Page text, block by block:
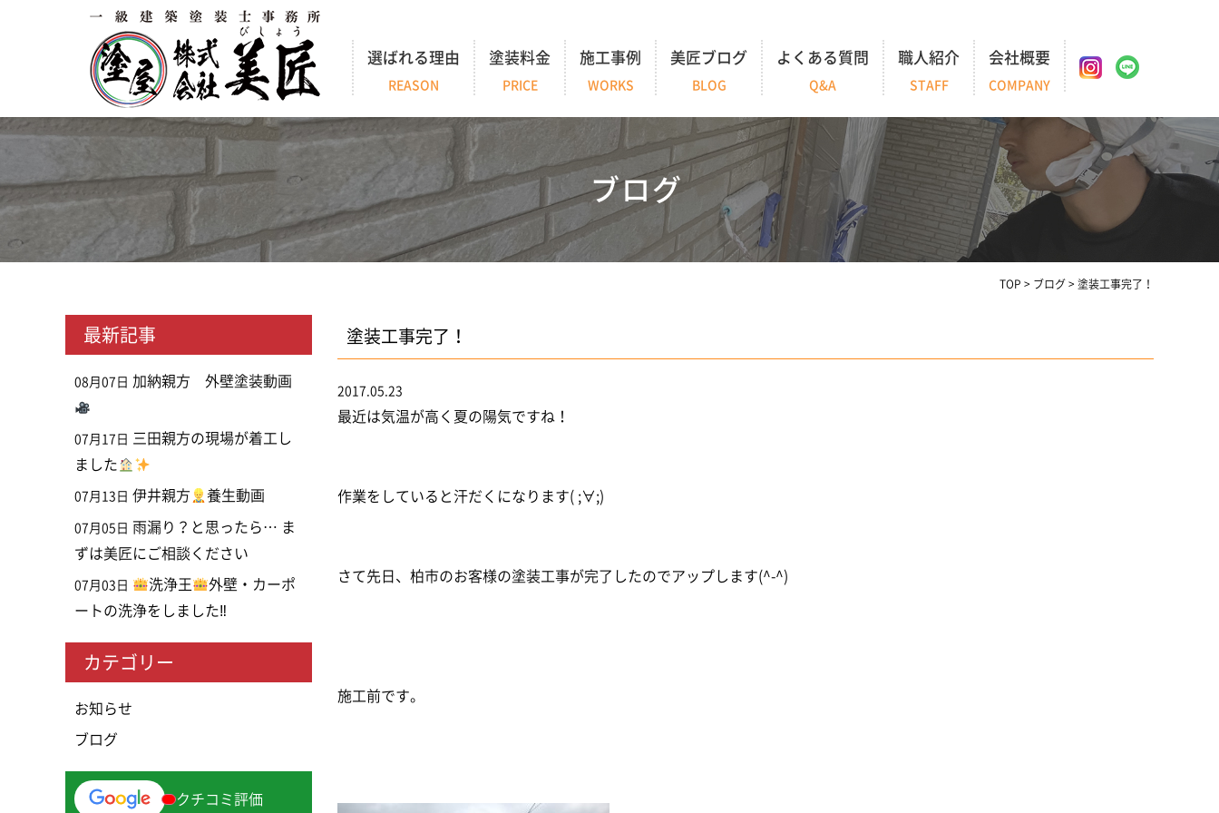
選ばれる理由
REASON
塗装料金
PRICE
施工事例
WORKS
美匠ブログ
BLOG
よくある質問
Q&A
職人紹介
STAFF
会社概要
COMPANY
ブログ
TOP > ブログ > 塗装工事完了！
塗装工事完了！
2017.05.23
最近は気温が高く夏の陽気ですね！
作業をしていると汗だくになります( ;∀;)
さて先日、柏市のお客様の塗装工事が完了したのでアップします(^-^)
施工前です。
最新記事
08月07日 加納親方 外壁塗装動画
07月17日
三田親方の現場が着工し
ました
07月13日 伊井親方 養生動画
07月05日 雨漏り？と思ったら… ま
ずは美匠にご相談ください
07月03日 洗浄王
外壁・カーポ
ートの洗浄をしました‼
カテゴリー
お知らせ
ブログ
クチコミ評価